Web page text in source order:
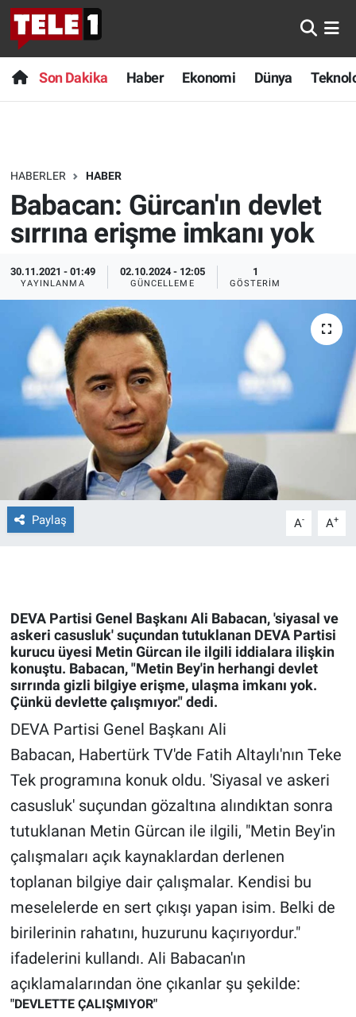
Son Dakika Haber Ekonomi Dünya
HABERLER HABER
Babacan: Gürcan'ın devlet
sırrına erişme imkanı yok
30.11.2021 - 01:49
YAYINLANMA
02.10.2024 - 12:05
GÜNCELLEME
1
GÖSTERIM
Paylaş A- A+
DEVA Partisi Genel Başkanı Ali Babacan, 'siyasal ve
askeri casusluk' suçundan tutuklanan DEVA Partisi
kurucu üyesi Metin Gürcan ile ilgili iddialara ilişkin
konuştu. Babacan, "Metin Bey'in herhangi devlet
sırrında gizli bilgiye erişme, ulaşma imkanı yok.
Çünkü devlette çalışmıyor." dedi.
DEVA Partisi Genel Başkanı Ali
Babacan, Habertürk TV'de Fatih Altaylı'nın Teke
Tek programına konuk oldu. 'Siyasal ve askeri
casusluk' suçundan gözaltına alındıktan sonra
tutuklanan Metin Gürcan ile ilgili, "Metin Bey'in
çalışmaları açık kaynaklardan derlenen
toplanan bilgiye dair çalışmalar. Kendisi bu
meselelerde en sert çıkışı yapan isim. Belki de
birilerinin rahatını, huzurunu kaçırıyordur."
ifadelerini kullandı. Ali Babacan'ın
açıklamalarından öne çıkanlar şu şekilde:
"DEVLETTE ÇALIŞMIYOR"
Anında Manşet
Başka Sohbetler
Bilim turu
Bilim ve Teknoloji Evreni
Doğa Konuşuyor
Dünya
Ege Saati
Ege'den Esintiler
Eğitim
Eğlence
Ekonomi
Gün Başlıyor
Gün Bitiyor
Gün Ortası
Gündem Özel
Günün görüntüsü
Haber
Kimdir
Koronavirüs
Kültür Sanat
Son Dakika
Haber
Dünya
Sağlık
Spor
Yayın Akışı
İletişim
Nöbetçi Eczaneler
Hava Durumu
Trafik Durumu
Süper Lig Puan Durumu ve Fikstür
Tüm Manşetler
Son Dakika Haberleri
Haber Arşivi